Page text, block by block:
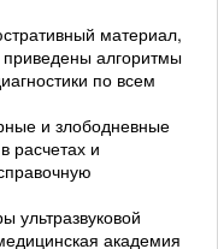
материал,
алгоритмы
по всем
и злободневные
расчетах и
ультразвуковой
академия